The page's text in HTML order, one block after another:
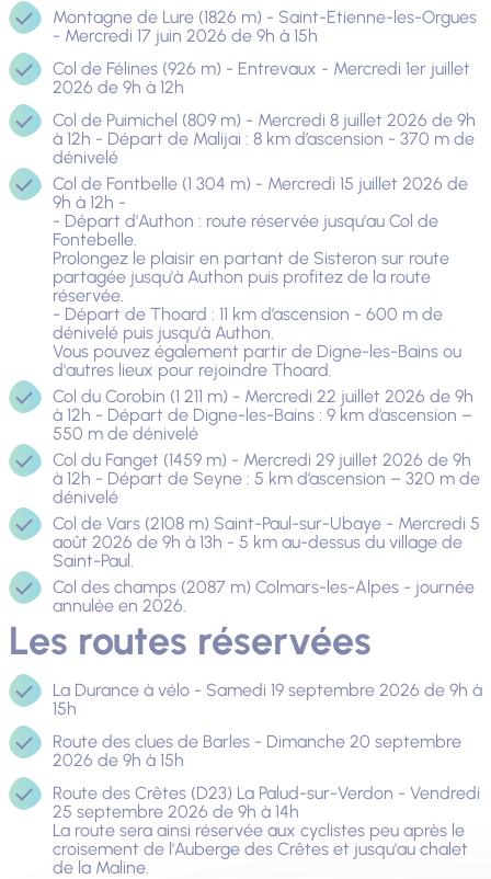
Montagne de Lure (1826 m) - Saint-Etienne-les-Orgues
- Mercredi 17 juin 2026 de 9h à 15h
Col de Félines (926 m) - Entrevaux - Mercredi 1er juillet
2026 de 9h à 12h
Col de Puimichel (809 m) - Mercredi 8 juillet 2026 de 9h
à 12h - Départ de Malijai : 8 km d’ascension - 370 m de
dénivelé
Col de Fontbelle (1 304 m) - Mercredi 15 juillet 2026 de
9h à 12h -
- Départ d'Authon : route réservée jusqu'au Col de
Fontebelle.
Prolongez le plaisir en partant de Sisteron sur route
partagée jusqu'à Authon puis profitez de la route
réservée.
- Départ de Thoard : 11 km d’ascension - 600 m de
dénivelé puis jusqu'à Authon.
Vous pouvez également partir de Digne-les-Bains ou
d'autres lieux pour rejoindre Thoard.
Col du Corobin (1 211 m) - Mercredi 22 juillet 2026 de 9h
à 12h - Départ de Digne-les-Bains : 9 km d’ascension –
550 m de dénivelé
Col du Fanget (1459 m) - Mercredi 29 juillet 2026 de 9h
à 12h - Départ de Seyne : 5 km d’ascension – 320 m de
dénivelé
Col de Vars (2108 m) Saint-Paul-sur-Ubaye - Mercredi 5
août 2026 de 9h à 13h - 5 km au-dessus du village de
Saint-Paul.
Col des champs (2087 m) Colmars-les-Alpes - journée
annulée en 2026.
Les routes réservées
La Durance à vélo - Samedi 19 septembre 2026 de 9h à
15h
Route des clues de Barles - Dimanche 20 septembre
2026 de 9h à 15h
Route des Crêtes (D23) La Palud-sur-Verdon - Vendredi
25 septembre 2026 de 9h à 14h
La route sera ainsi réservée aux cyclistes peu après le
croisement de l'Auberge des Crêtes et jusqu'au chalet
de la Maline.